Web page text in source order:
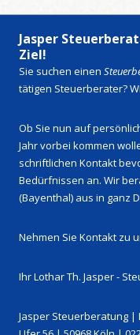
Jasper
Ziel!
Sie suchen einen
tätigen Steuerberater?
Ob Sie nun auf
Jahr vorbei kommen
schriftlichen Kontakt
Bedürfnissen an. Wir
(Bayenthal) aus in ganz
Nehmen Sie Kontakt zu
Ihr Lothar Th. Jasper -
Jasper Steuerberatung |